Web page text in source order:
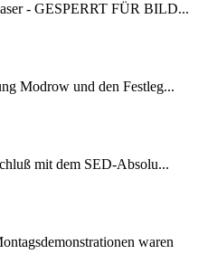
- GESPERRT FÜR BILD...
Modrow und den Festleg...
mit dem SED-Absolu...
waren